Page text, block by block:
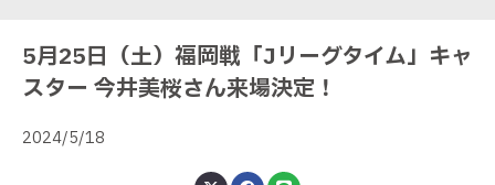
5月25日（土）福岡戦「Jリーグタイム」キャ
スター 今井美桜さん来場決定！
2024/5/18